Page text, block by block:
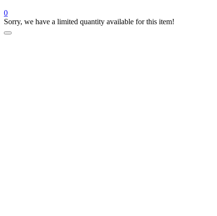
0
Sorry, we have a limited quantity available for this item!